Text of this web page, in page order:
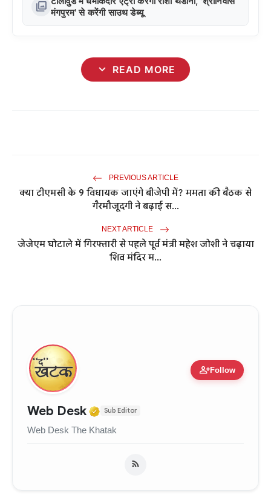
photo_library मंगपुरम' से करेंगी साउथ डेब्यू
expand_more READ MORE
PREVIOUS ARTICLE
क्या टीएमसी के 9 विधायक जाएंगे बीजेपी में? ममता की बैठक से
गैरमौजूदगी ने बढ़ाई स...
NEXT ARTICLE
जेजेएम घोटाले में गिरफ्तारी से पहले पूर्व मंत्री महेश जोशी ने चढ़ाया
शिव मंदिर म...
person_addFollow
Web Desk Verified Media or
Sub Editor
Web Desk The Khatak